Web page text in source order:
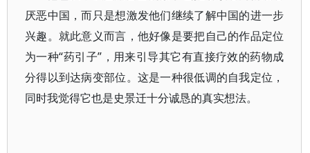
厌恶中国，而只是想激发他们继续了解中国的进一步
兴趣。就此意义而言，他好像是要把自己的作品定位
为一种“药引子”，用来引导其它有直接疗效的药物成
分得以到达病变部位。这是一种很低调的自我定位，
同时我觉得它也是史景迁十分诚恳的真实想法。